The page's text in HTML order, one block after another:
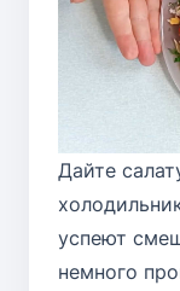
Дайте
успеют
немного